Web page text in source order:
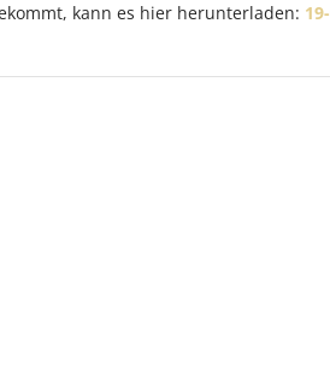
kann es hier herunterladen: